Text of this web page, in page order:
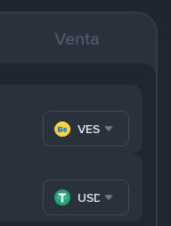
Venta
VES
USDT